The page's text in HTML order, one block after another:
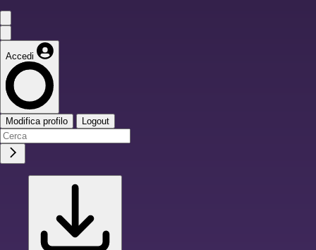
Accedi
Modifica profilo Logout